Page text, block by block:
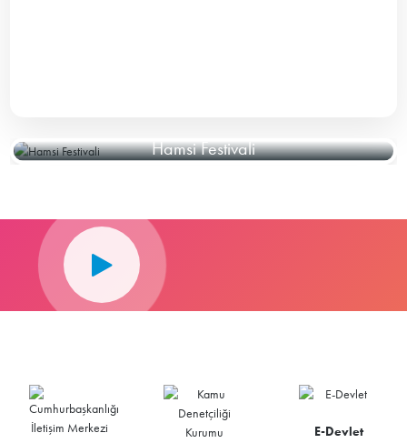
Hamsi Festivali
E-Devlet